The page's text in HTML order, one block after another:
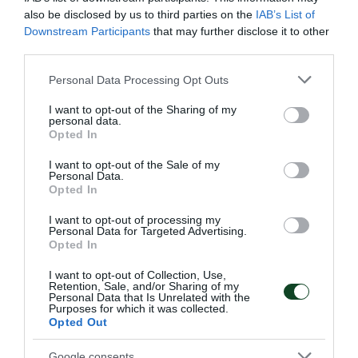
also be disclosed by us to third parties on the IAB’s List of
Downstream Participants that may further disclose it to other
Please note that this website/app uses one or more Google
not limited to your visit or usage behaviour. You may click to
grant or deny consent to Google and its third-party tags to
use your data for below specified purposes in below Google
consent section.
Personal Data Processing Opt Outs
I want to opt-out of the Sharing of my
personal data.
Opted In
I want to opt-out of the Sale of my
Personal Data.
Opted In
I want to opt-out of processing my
Personal Data for Targeted Advertising.
Opted In
I want to opt-out of Collection, Use,
Retention, Sale, and/or Sharing of my
Personal Data that Is Unrelated with the
Purposes for which it was collected.
Opted Out
Με Μάκρα και τη νέα χρονιά!
Ο Παναθηναϊκός Αθλητικός Όμιλος ανακοινώνει την
ανδρικής ομάδας πινγκ πονγκ Λευτέρη Μάκρα.
29.05.2026 ΠΙΝΓΚ ΠΟΝΓΚ ΑΝΔΡΩΝ
ΤΕΛΕΥΤΑΙΑ ΝΕΑ